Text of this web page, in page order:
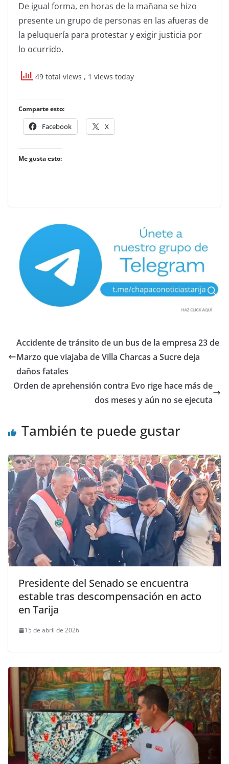
De igual forma, en horas de la mañana se hizo
presente un grupo de personas en las afueras de
la peluquería para protestar y exigir justicia por
lo ocurrido.
49 total views , 1 views today
Comparte esto:
Facebook X
Me gusta esto:
Accidente de tránsito de un bus de la empresa 23 de
Marzo que viajaba de Villa Charcas a Sucre deja
daños fatales
Orden de aprehensión contra Evo rige hace más de
dos meses y aún no se ejecuta
También te puede gustar
Presidente del Senado se encuentra
estable tras descompensación en acto
en Tarija
15 de abril de 2026